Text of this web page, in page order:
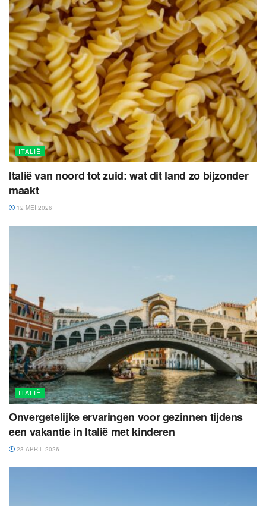
ITALIË
Italië van noord tot zuid: wat dit land zo bijzonder
maakt
12 MEI 2026
ITALIË
Onvergetelijke ervaringen voor gezinnen tijdens
een vakantie in Italië met kinderen
23 APRIL 2026